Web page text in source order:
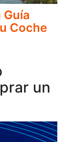
Coche
un